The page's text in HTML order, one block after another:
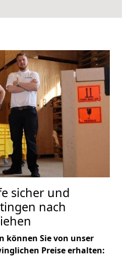
sicher und
nach
können Sie von unser
Preise erhalten: